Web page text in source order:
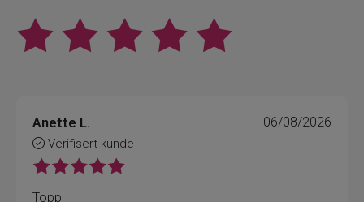
Anette L.
Verifisert kunde
06/08/2026
Topp